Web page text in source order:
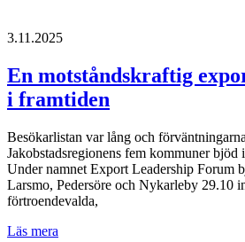
3.11.2025
En motståndskraftig
i framtiden
Besökarlistan var lång och
Jakobstadsregionens fem kommuner
Under namnet Export Leadership Forum
Larsmo, Pedersöre och Nykarleby 29.10
förtroendevalda,
Läs mera